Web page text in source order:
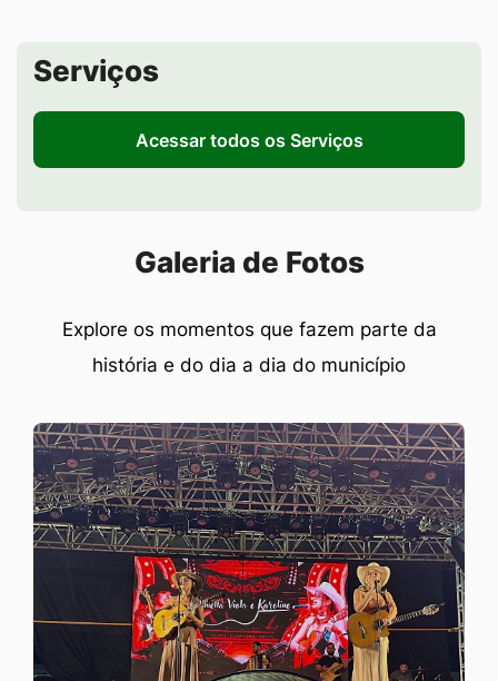
Seção de Serviços
Serviços
Acessar todos os Serviços
Seção Galeria de Fotos
Galeria de Fotos
Explore os momentos que fazem parte da
história e do dia a dia do município